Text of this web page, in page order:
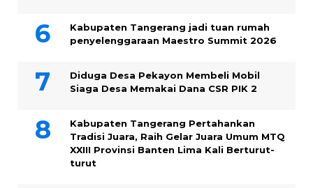
Kabupaten Tangerang jadi tuan rumah
penyelenggaraan Maestro Summit 2026
Diduga Desa Pekayon Membeli Mobil
Siaga Desa Memakai Dana CSR PIK 2
Kabupaten Tangerang Pertahankan
Tradisi Juara, Raih Gelar Juara Umum MTQ
XXIII Provinsi Banten Lima Kali Berturut-
turut